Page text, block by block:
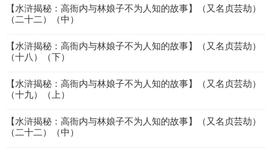
【水浒揭秘：高衙内与林娘子不为人知的故事】（又名贞芸劫）
（二十二）（中）
【水浒揭秘：高衙内与林娘子不为人知的故事】（又名贞芸劫）
（十八）（下）
【水浒揭秘：高衙内与林娘子不为人知的故事】（又名贞芸劫）
（十九）（上）
【水浒揭秘：高衙内与林娘子不为人知的故事】（又名贞芸劫）
（二十二）（中）